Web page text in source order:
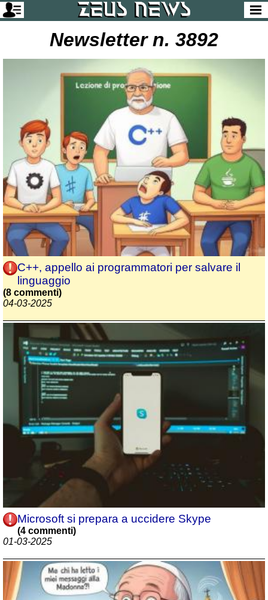
Newsletter n. 3892
C++, appello ai programmatori per salvare il
linguaggio
(8 commenti)
04-03-2025
Microsoft si prepara a uccidere Skype
(4 commenti)
01-03-2025